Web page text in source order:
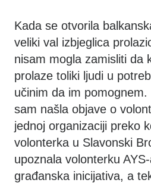
Kada se otvorila
veliki val izbjeglica
nisam mogla zamisliti da
prolaze toliki ljudi u
učinim da im pomognem.
sam našla objave o
jednoj organizaciji preko
volonterka u Slavonski
upoznala volonterku
građanska inicijativa, a